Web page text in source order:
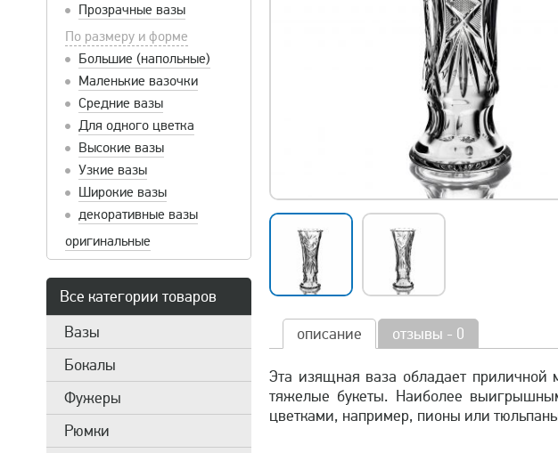
Прозрачные вазы
По размеру и форме
Большие (напольные)
Маленькие вазочки
Средние вазы
Для одного цветка
Высокие вазы
Узкие вазы
Широкие вазы
декоративные вазы
оригинальные
Все категории товаров
Вазы
Бокалы
Фужеры
Рюмки
описание отзывы - 0
Эта изящная ваза обладает
тяжелые букеты. Наиболее
цветками, например, пионы или